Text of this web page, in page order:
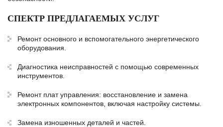
СПЕКТР ПРЕДЛАГАЕМЫХ УСЛУГ
Ремонт основного и вспомогательного энергетического
оборудования.
Диагностика неисправностей с помощью современных
инструментов.
Ремонт плат управления: восстановление и замена
электронных компонентов, включая настройку системы.
Замена изношенных деталей и частей.